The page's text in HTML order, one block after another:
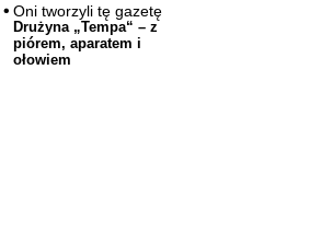
Oni tworzyli tę gazetę
Drużyna „Tempa“ – z
piórem, aparatem i
ołowiem